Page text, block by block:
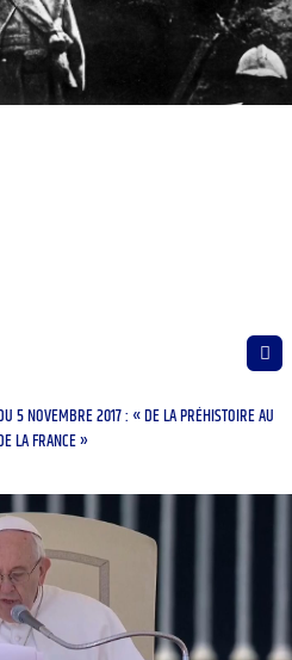
5 NOVEMBRE 2017 : « DE LA PRÉHISTOIRE AU
LA FRANCE »